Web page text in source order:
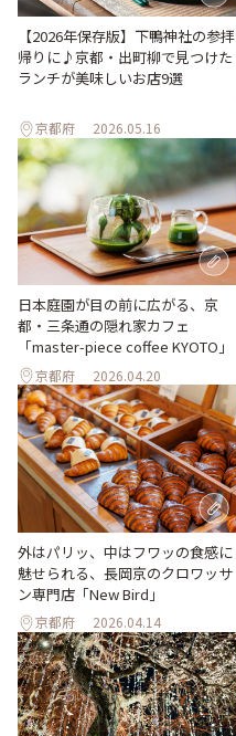
【2026年保存版】下鴨神社の参拝
帰りに♪京都・出町柳で見つけた
ランチが美味しいお店9選
京都府 2026.05.16
日本庭園が目の前に広がる、京
都・三条通の隠れ家カフェ
「master-piece coffee KYOTO」
京都府 2026.04.20
外はパリッ、中はフワッの食感に
魅せられる、長岡京のクロワッサ
ン専門店「New Bird」
京都府 2026.04.14